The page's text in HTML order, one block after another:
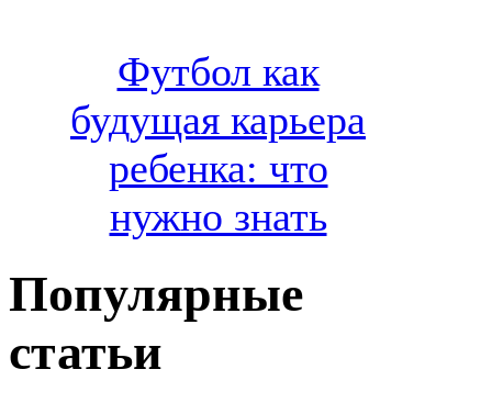
Футбол как
будущая карьера
ребенка: что
нужно знать
Популярные
статьи